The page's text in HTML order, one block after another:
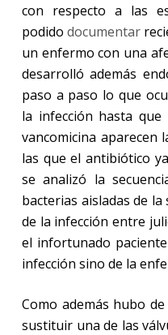
con respecto a las
podido documentar
un enfermo con una
desarrolló además
paso a paso lo que
la infección hasta
vancomicina aparecen
las que el antibiótico
se analizó la
bacterias aisladas de
de la infección entre
el infortunado
infección sino de la
Como además hubo
sustituir una de las